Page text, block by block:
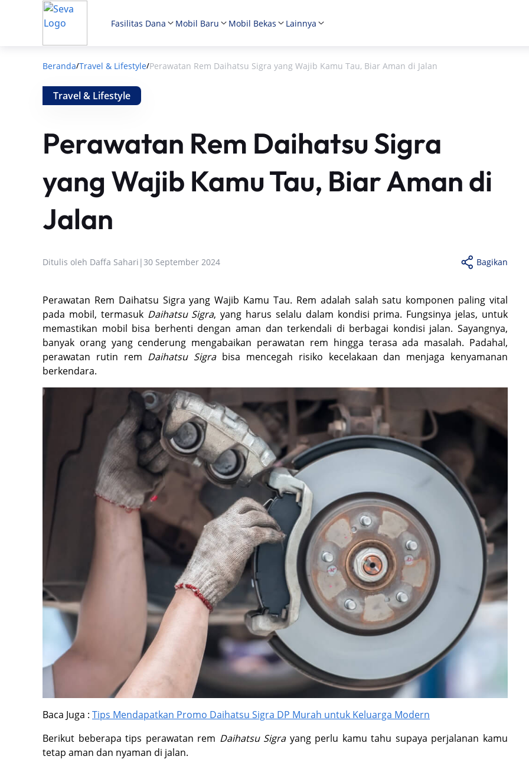
Fasilitas Dana Mobil Baru Mobil Bekas Lainnya
Beranda/Travel & Lifestyle/Perawatan Rem Daihatsu Sigra yang Wajib Kamu Tau, Biar Aman di Jalan
Travel & Lifestyle
Perawatan Rem Daihatsu Sigra
yang Wajib Kamu Tau, Biar Aman di
Jalan
Ditulis oleh Daffa Sahari |30 September 2024 Bagikan
Perawatan Rem Daihatsu Sigra yang Wajib Kamu Tau. Rem adalah salah satu komponen paling vital
pada mobil, termasuk Daihatsu Sigra, yang harus selalu dalam kondisi prima. Fungsinya jelas, untuk
memastikan mobil bisa berhenti dengan aman dan terkendali di berbagai kondisi jalan. Sayangnya,
banyak orang yang cenderung mengabaikan perawatan rem hingga terasa ada masalah. Padahal,
perawatan rutin rem Daihatsu Sigrabisa mencegah risiko kecelakaan dan menjaga kenyamanan
berkendara.
Baca Juga : Tips Mendapatkan Promo Daihatsu Sigra DP Murah untuk Keluarga Modern
Berikut beberapa tips perawatan rem Daihatsu Sigrayang perlu kamu tahu supaya perjalanan kamu
tetap aman dan nyaman di jalan.